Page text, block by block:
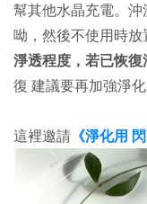
幫其他水晶充電。
呦，然後不使用時放
淨透程度，若已恢復
復 建議要再加強淨化
這裡邀請 《淨化用